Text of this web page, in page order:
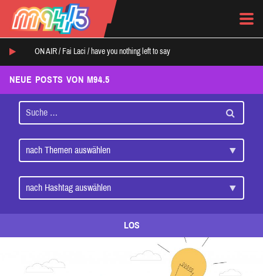
ON AIR / Fai Laci / have you nothing left to say
NEUE POSTS VON M94.5
LOS